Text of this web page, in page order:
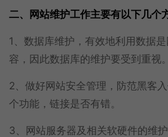
二、网站维护工作主要有以下几个
1、数据库维护，有效地利用数据
容，因此数据库的维护要受到重视。
2、做好网站安全管理，防范黑客
个功能，链接是否有错。
3、网站服务器及相关软硬件的维